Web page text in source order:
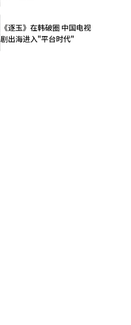
《逐玉》在韩破圈 中国电视
剧出海进入"平台时代"